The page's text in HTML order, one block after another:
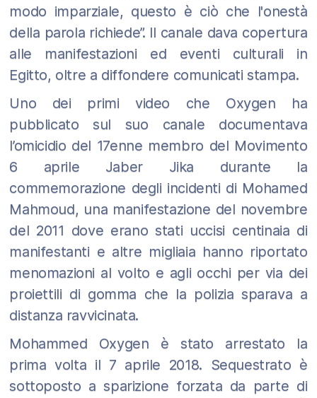
modo imparziale, questo è ciò che l'onestà
della parola richiede”. Il canale dava copertura
alle manifestazioni ed eventi culturali in
Egitto, oltre a diffondere comunicati stampa.
Uno dei primi video che Oxygen ha
pubblicato sul suo canale documentava
l’omicidio del 17enne membro del Movimento
6 aprile Jaber Jika durante la
commemorazione degli incidenti di Mohamed
Mahmoud, una manifestazione del novembre
del 2011 dove erano stati uccisi centinaia di
manifestanti e altre migliaia hanno riportato
menomazioni al volto e agli occhi per via dei
proiettili di gomma che la polizia sparava a
distanza ravvicinata.
Mohammed Oxygen è stato arrestato la
prima volta il 7 aprile 2018. Sequestrato è
sottoposto a sparizione forzata da parte di